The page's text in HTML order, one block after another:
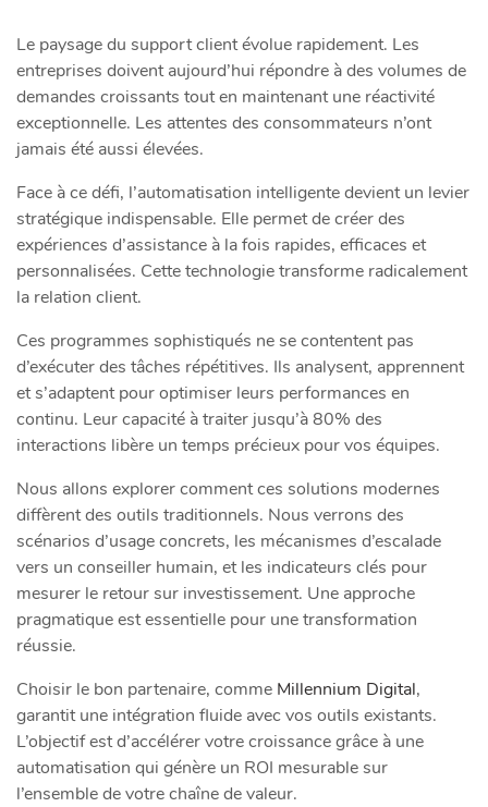
Le paysage du support client évolue rapidement. Les
entreprises doivent aujourd’hui répondre à des volumes de
demandes croissants tout en maintenant une réactivité
exceptionnelle. Les attentes des consommateurs n’ont
jamais été aussi élevées.
Face à ce défi, l’automatisation intelligente devient un levier
stratégique indispensable. Elle permet de créer des
expériences d’assistance à la fois rapides, efficaces et
personnalisées. Cette technologie transforme radicalement
la relation client.
Ces programmes sophistiqués ne se contentent pas
d’exécuter des tâches répétitives. Ils analysent, apprennent
et s’adaptent pour optimiser leurs performances en
continu. Leur capacité à traiter jusqu’à 80% des
interactions libère un temps précieux pour vos équipes.
Nous allons explorer comment ces solutions modernes
diffèrent des outils traditionnels. Nous verrons des
scénarios d’usage concrets, les mécanismes d’escalade
vers un conseiller humain, et les indicateurs clés pour
mesurer le retour sur investissement. Une approche
pragmatique est essentielle pour une transformation
réussie.
Choisir le bon partenaire, comme Millennium Digital,
garantit une intégration fluide avec vos outils existants.
L’objectif est d’accélérer votre croissance grâce à une
automatisation qui génère un ROI mesurable sur
l’ensemble de votre chaîne de valeur.